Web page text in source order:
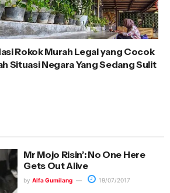
Rokok Murah Legal yang Cocok
Situasi Negara Yang Sedang Sulit
Mr Mojo Risin’: No One Here
Gets Out Alive
by Alfa Gumilang 19/07/2017